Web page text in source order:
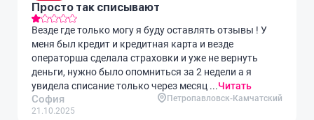
Просто так списывают
Везде где только могу я буду оставлять отзывы ! У
меня был кредит и кредитная карта и везде
операторша сделала страховки и уже не вернуть
деньги, нужно было опомниться за 2 недели а я
увидела списание только через месяц ...Читать
София
21.10.2025
Петропавловск-Камчатский